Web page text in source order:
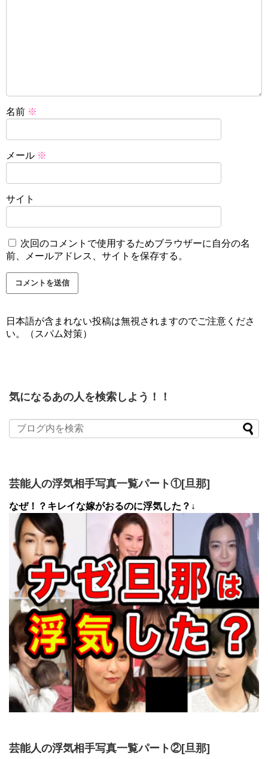
名前 ※
メール ※
サイト
次回のコメントで使用するためブラウザーに自分の名
前、メールアドレス、サイトを保存する。
日本語が含まれない投稿は無視されますのでご注意くださ
い。（スパム対策）
気になるあの人を検索しよう！！
芸能人の浮気相手写真一覧パート①[旦那]
なぜ！？キレイな嫁がおるのに浮気した？↓
芸能人の浮気相手写真一覧パート②[旦那]